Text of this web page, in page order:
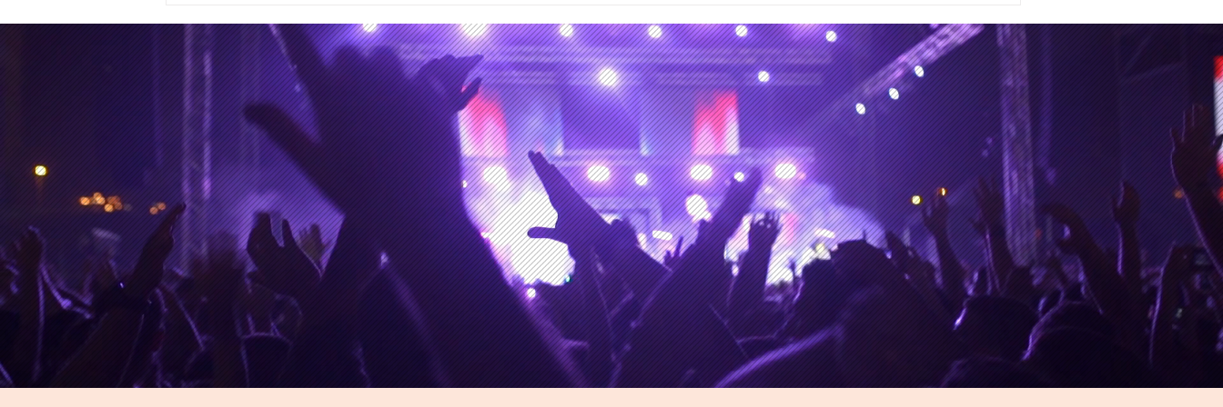
los días de la partida de
Kavinsky y Glen Hansard
curso de colisión para
materializar su siguiente
álbum de estudio
que la trae de regreso a
México